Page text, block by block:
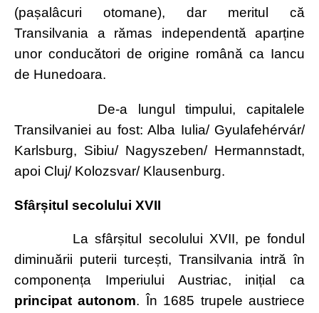
(pașalâcuri otomane), dar meritul că
Transilvania a rămas independentă aparține
unor conducători de origine română ca Iancu
de Hunedoara.
De-a lungul timpului, capitalele
Transilvaniei au fost: Alba Iulia/ Gyulafehérvár/
Karlsburg, Sibiu/ Nagyszeben/ Hermannstadt,
apoi Cluj/ Kolozsvar/ Klausenburg.
Sfârșitul secolului XVII
La sfârșitul secolului XVII, pe fondul
diminuării puterii turcești, Transilvania intră în
componența Imperiului Austriac, inițial ca
principat autonom. În 1685 trupele austriece